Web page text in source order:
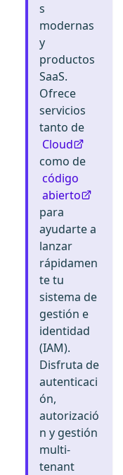
s
modernas
y
productos
SaaS.
Ofrece
servicios
tanto de
Cloud
como de
código
abierto
para
ayudarte a
lanzar
rápidamen
te tu
sistema de
gestión e
identidad
(IAM).
Disfruta de
autenticaci
ón,
autorizació
n y gestión
multi-
tenant